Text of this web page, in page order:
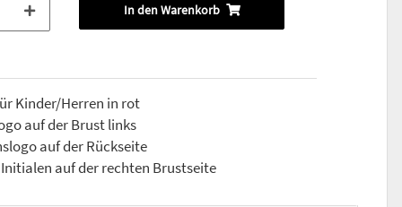
In den Warenkorb
Kinder/Herren in rot
auf der Brust links
auf der Rückseite
auf der rechten Brustseite